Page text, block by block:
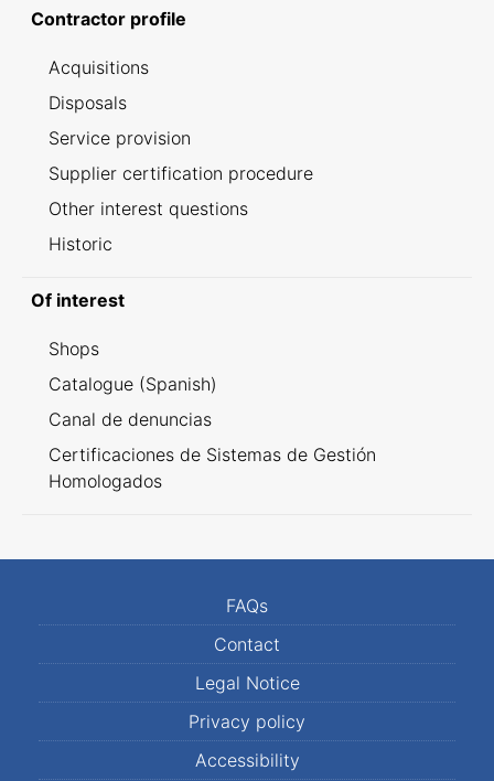
Contractor profile
Acquisitions
Disposals
Service provision
Supplier certification procedure
Other interest questions
Historic
Of interest
Shops
Catalogue (Spanish)
Canal de denuncias
Certificaciones de Sistemas de Gestión
Homologados
FAQs
Contact
Legal Notice
Privacy policy
Accessibility